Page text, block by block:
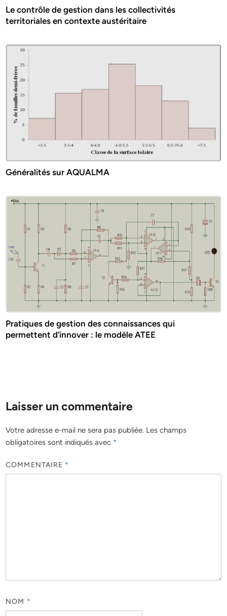
Le contrôle de gestion dans les collectivités
territoriales en contexte austéritaire
Généralités sur AQUALMA
Pratiques de gestion des connaissances qui
permettent d’innover : le modèle ATEE
Laisser un commentaire
Votre adresse e-mail ne sera pas publiée. Les champs
obligatoires sont indiqués avec *
COMMENTAIRE *
NOM *